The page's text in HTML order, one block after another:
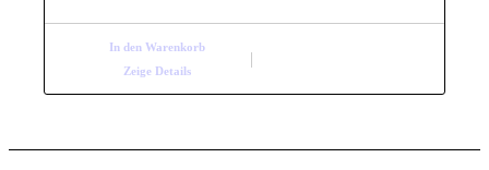
In den Warenkorb
Zeige Details